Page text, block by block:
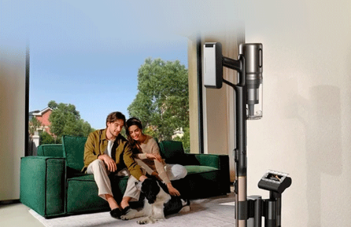
Обзор вертикального пылесоса Dreame Z40 AquaCycle
Pro: гибкий подход к уборке